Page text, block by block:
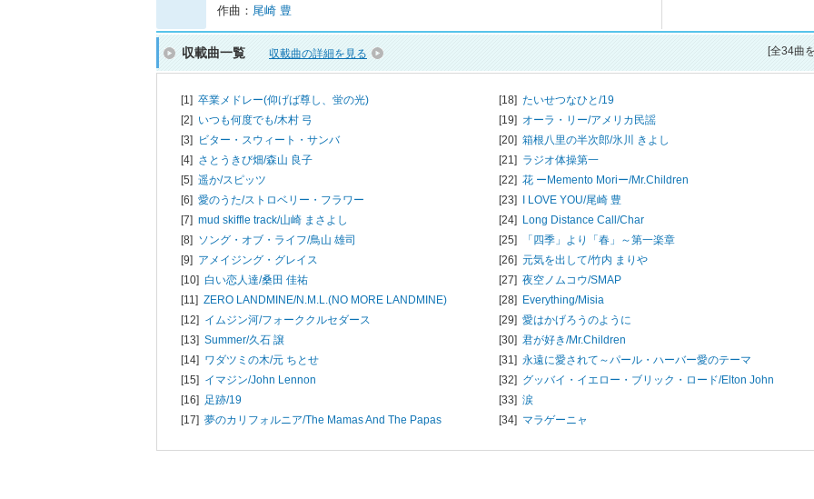
作曲： 尾崎 豊
収載曲一覧 収載曲の詳細を見る [全34曲
[1] 卒業メドレー(仰げば尊し、蛍の光)
[2] いつも何度でも/木村 弓
[3] ビター・スウィート・サンバ
[4] さとうきび畑/森山 良子
[5] 遥か/スピッツ
[6] 愛のうた/ストロベリー・フラワー
[7] mud skiffle track/山崎 まさよし
[8] ソング・オブ・ライフ/鳥山 雄司
[9] アメイジング・グレイス
[10] 白い恋人達/桑田 佳祐
[11] ZERO LANDMINE/N.M.L.(NO MORE LANDMINE)
[12] イムジン河/フォーククルセダース
[13] Summer/久石 譲
[14] ワダツミの木/元 ちとせ
[15] イマジン/John Lennon
[16] 足跡/19
[17] 夢のカリフォルニア/The Mamas And The Papas
[18] たいせつなひと/19
[19] オーラ・リー/アメリカ民謡
[20] 箱根八里の半次郎/氷川 きよし
[21] ラジオ体操第一
[22] 花 ーMemento Moriー/Mr.Children
[23] I LOVE YOU/尾崎 豊
[24] Long Distance Call/Char
[25]
「四季」より「春」～第一楽章
[26] 元気を出して/竹内 まりや
[27] 夜空ノムコウ/SMAP
[28] Everything/Misia
[29] 愛はかげろうのように
[30] 君が好き/Mr.Children
[31] 永遠に愛されて～パール・ハーバー愛のテーマ
[32] グッバイ・イエロー・ブリック・ロード/Elton John
[33] 涙
[34] マラゲーニャ